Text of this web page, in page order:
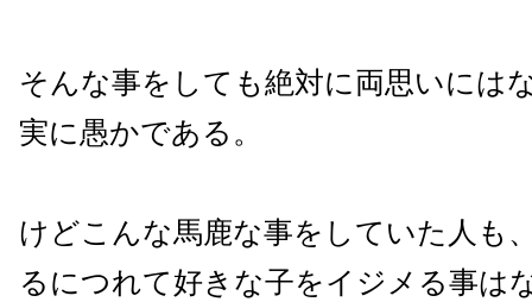
そんな事をしても絶対に両思いには
実に愚かである。
けどこんな馬鹿な事をしていた人も
るにつれて好きな子をイジメる事は